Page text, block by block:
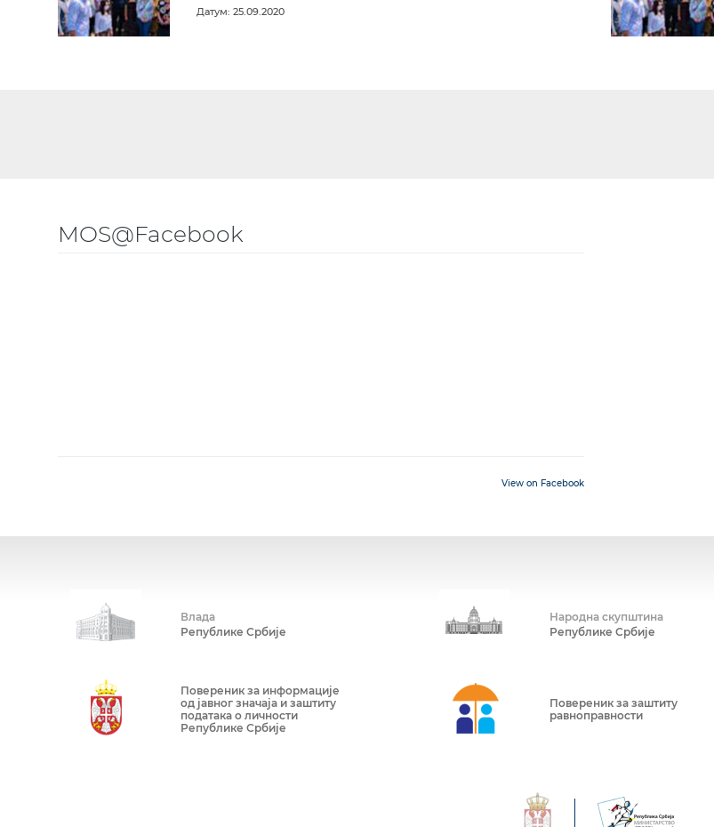
Датум: 25.09.2020
MOS@Facebook
View on Facebook
Влада
Републике Србије
Народна скупштина
Републике Србије
Повереник за информације
од јавног значаја и заштиту
података о личности
Републике Србије
Повереник за заштиту
равноправности